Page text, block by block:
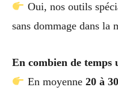
Oui, nos outils
sans dommage dans la
En combien de
En moyenne 20 à